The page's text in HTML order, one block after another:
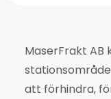
MaserFrakt
att förhindra,